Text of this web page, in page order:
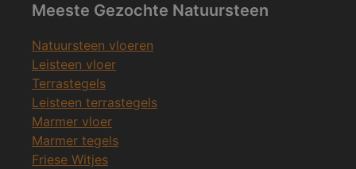
Meeste Gezochte Natuursteen
Natuursteen vloeren
Leisteen vloer
Terrastegels
Leisteen terrastegels
Marmer vloer
Marmer tegels
Friese Witjes